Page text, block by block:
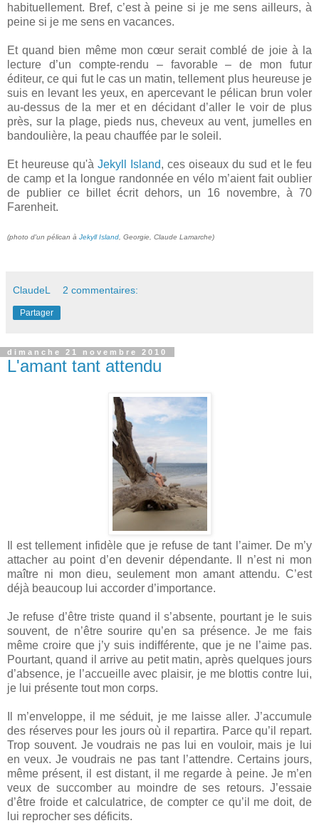
habituellement. Bref, c’est à peine si je me sens ailleurs, à
peine si je me sens en vacances.
Et quand bien même mon cœur serait comblé de joie à la
lecture d’un compte-rendu – favorable – de mon futur
éditeur, ce qui fut le cas un matin, tellement plus heureuse je
suis en levant les yeux, en apercevant le pélican brun voler
au-dessus de la mer et en décidant d’aller le voir de plus
près, sur la plage, pieds nus, cheveux au vent, jumelles en
bandoulière, la peau chauffée par le soleil.
Et heureuse qu'à Jekyll Island, ces oiseaux du sud et le feu
de camp et la longue randonnée en vélo m’aient fait oublier
de publier ce billet écrit dehors, un 16 novembre, à 70
Farenheit.
(photo d'un pélican à Jekyll Island , Georgie, Claude Lamarche)
ClaudeL 2 commentaires:
Partager
dimanche 21 novembre 2010
L'amant tant attendu
Il est tellement infidèle que je refuse de tant l’aimer. De m’y
attacher au point d’en devenir dépendante. Il n’est ni mon
maître ni mon dieu, seulement mon amant attendu. C’est
déjà beaucoup lui accorder d’importance.
Je refuse d’être triste quand il s’absente, pourtant je le suis
souvent, de n’être sourire qu’en sa présence. Je me fais
même croire que j’y suis indifférente, que je ne l’aime pas.
Pourtant, quand il arrive au petit matin, après quelques jours
d’absence, je l’accueille avec plaisir, je me blottis contre lui,
je lui présente tout mon corps.
Il m’enveloppe, il me séduit, je me laisse aller. J’accumule
des réserves pour les jours où il repartira. Parce qu’il repart.
Trop souvent. Je voudrais ne pas lui en vouloir, mais je lui
en veux. Je voudrais ne pas tant l’attendre. Certains jours,
même présent, il est distant, il me regarde à peine. Je m’en
veux de succomber au moindre de ses retours. J’essaie
d’être froide et calculatrice, de compter ce qu’il me doit, de
lui reprocher ses déficits.